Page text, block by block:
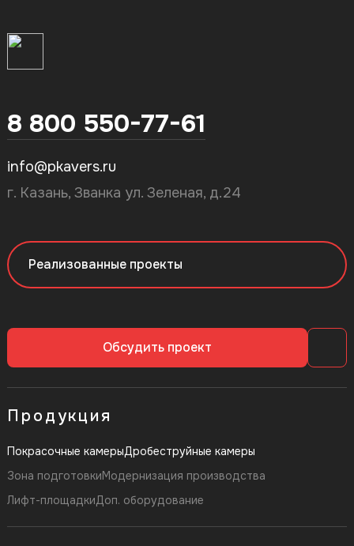
8 800 550-77-61
info@pkavers.ru
г. Казань, Званка ул. Зеленая, д.24
Реализованные проекты
Обсудить проект
Продукция
Покрасочные камерыДробеструйные камеры
Зона подготовкиМодернизация производства
Лифт-площадкиДоп. оборудование